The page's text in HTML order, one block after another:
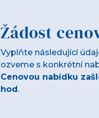
Žádost
Vyplňte následující
ozveme s konkrétní
Cenovou nabídku
hod.